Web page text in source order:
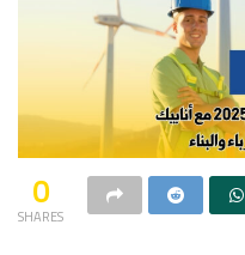
0
SHARES